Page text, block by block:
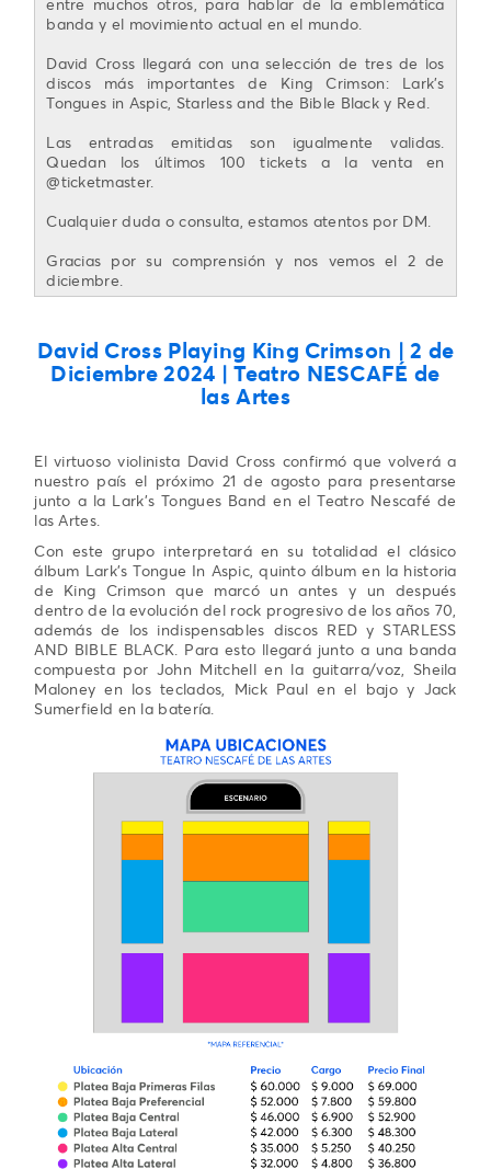
banda y el movimiento actual en el mundo.
David Cross llegará con una selección de tres de los
discos más importantes de King Crimson: Lark's
Tongues in Aspic, Starless and the Bible Black y Red.
Las entradas emitidas son igualmente validas.
Quedan los últimos 100 tickets a la venta en
@ticketmaster.
Cualquier duda o consulta, estamos atentos por DM.
Gracias por su comprensión y nos vemos el 2 de
diciembre.
David Cross Playing King Crimson | 2 de
Diciembre 2024 | Teatro NESCAFÉ de
las Artes
El virtuoso violinista David Cross confirmó que volverá a
nuestro país el próximo 21 de agosto para presentarse
junto a la Lark’s Tongues Band en el Teatro Nescafé de
las Artes.
Con este grupo interpretará en su totalidad el clásico
álbum Lark’s Tongue In Aspic, quinto álbum en la historia
de King Crimson que marcó un antes y un después
dentro de la evolución del rock progresivo de los años 70,
además de los indispensables discos RED y STARLESS
AND BIBLE BLACK. Para esto llegará junto a una banda
compuesta por John Mitchell en la guitarra/voz, Sheila
Maloney en los teclados, Mick Paul en el bajo y Jack
Sumerfield en la batería.